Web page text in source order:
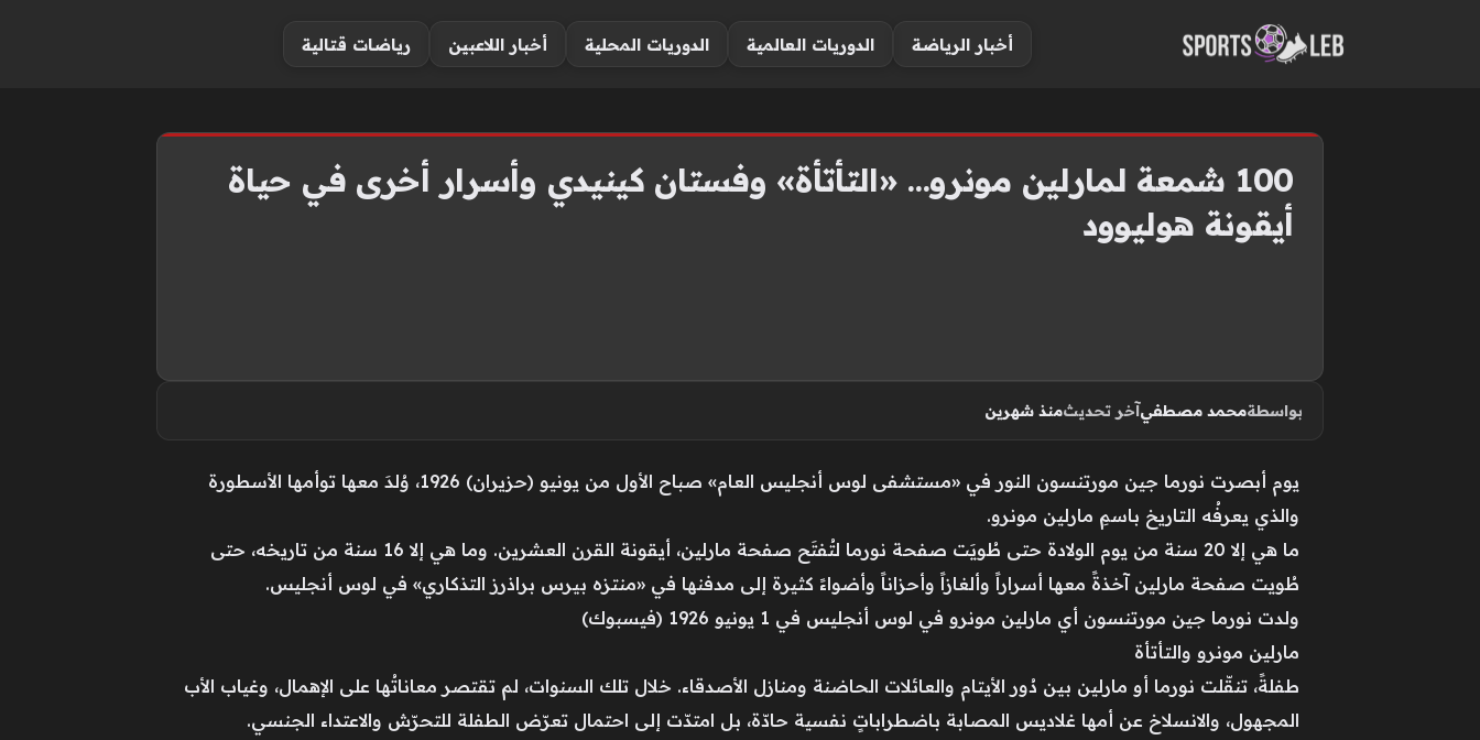
أخبار الرياضة الدوريات العالمية الدوريات المحلية أخبار اللاعبين رياضات قتالية
100 شمعة لمارلين مونرو… «التأتأة» وفستان كينيدي وأسرار أخرى في حياة
أيقونة هوليوود
بواسطةمحمد مصطفيآخر تحديثمنذ شهرين
يوم أبصرت نورما جين مورتنسون النور في «مستشفى لوس أنجليس العام» صباح الأول من يونيو (حزيران) 1926، وُلدَ معها توأمها الأسطورة
والذي يعرفُه التاريخ باسمِ مارلين مونرو.
ما هي إلا 20 سنة من يوم الولادة حتى طُويَت صفحة نورما لتُفتَح صفحة مارلين، أيقونة القرن العشرين. وما هي إلا 16 سنة من تاريخه، حتى
طُويت صفحة مارلين آخذةً معها أسراراً وألغازاً وأحزاناً وأضواءً كثيرة إلى مدفنها في «منتزه بيرس براذرز التذكاري» في لوس أنجليس.
ولدت نورما جين مورتنسون أي مارلين مونرو في لوس أنجليس في 1 يونيو 1926 (فيسبوك)
مارلين مونرو والتأتأة
طفلةً، تنقّلت نورما أو مارلين بين دُور الأيتام والعائلات الحاضنة ومنازل الأصدقاء. خلال تلك السنوات، لم تقتصر معاناتُها على الإهمال، وغياب الأب
المجهول، والانسلاخ عن أمها غلاديس المصابة باضطراباتٍ نفسية حادّة، بل امتدّت إلى احتمال تعرّض الطفلة للتحرّش والاعتداء الجنسي.